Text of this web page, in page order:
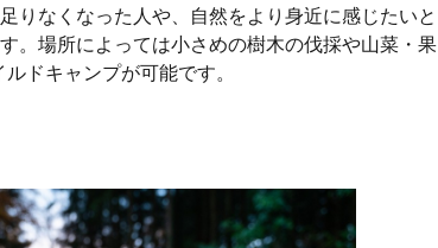
りなくなった人や、自然をより身近に感じたいと
。場所によっては小さめの樹木の伐採や山菜・果
ドキャンプが可能です。